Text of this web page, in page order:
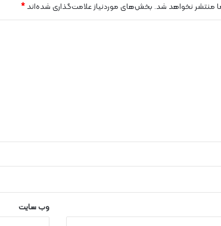
منتشر نخواهد شد. بخش‌های موردنیاز علامت‌گذاری شده‌اند *
وب‌ سایت